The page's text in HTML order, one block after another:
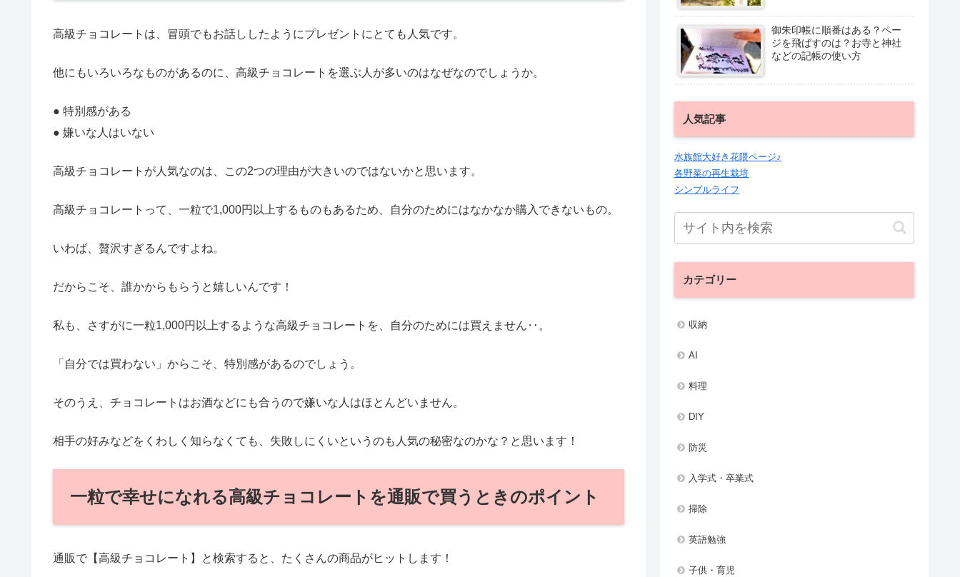
高級チョコレートは、冒頭でもお話ししたようにプレゼントにとても人気です。
他にもいろいろなものがあるのに、高級チョコレートを選ぶ人が多いのはなぜなのでしょうか。
● 特別感がある
● 嫌いな人はいない
高級チョコレートが人気なのは、この2つの理由が大きいのではないかと思います。
高級チョコレートって、一粒で1,000円以上するものもあるため、自分のためにはなかなか購入できないもの。
いわば、贅沢すぎるんですよね。
だからこそ、誰かからもらうと嬉しいんです！
私も、さすがに一粒1,000円以上するような高級チョコレートを、自分のためには買えません‥。
「自分では買わない」からこそ、特別感があるのでしょう。
そのうえ、チョコレートはお酒などにも合うので嫌いな人はほとんどいません。
相手の好みなどをくわしく知らなくても、失敗しにくいというのも人気の秘密なのかな？と思います！
一粒で幸せになれる高級チョコレートを通販で買うときのポイント
通販で【高級チョコレート】と検索すると、たくさんの商品がヒットします！
御朱印帳に順番はある？ペー
ジを飛ばすのは？お寺と神社
などの記帳の使い方
人気記事
水族館大好き花隈ページ♪
各野菜の再生栽培
シンプルライフ
カテゴリー
収納
AI
料理
DIY
防災
入学式・卒業式
掃除
英語勉強
子供・育児